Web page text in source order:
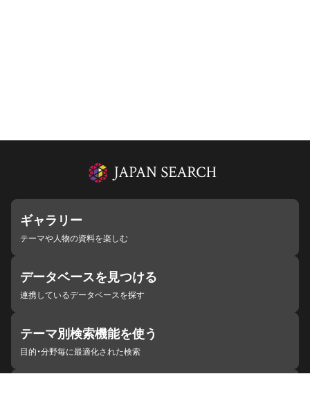
ギャラリー
テーマや人物の資料を楽しむ
データベースを見つける
連携しているデータベースを探す
テーマ別検索機能を使う
目的・分野毎に最適化された検索